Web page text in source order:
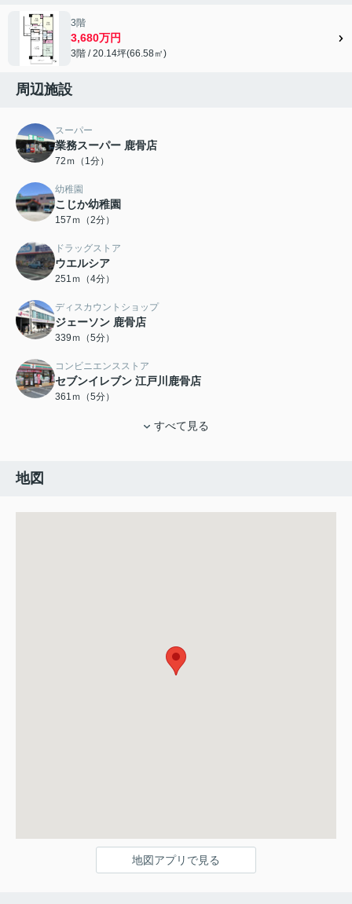
3階
3,680万円
3階 / 20.14坪(66.58㎡)
周辺施設
スーパー
業務スーパー 鹿骨店
72ｍ（1分）
幼稚園
こじか幼稚園
157ｍ（2分）
ドラッグストア
ウエルシア
251ｍ（4分）
ディスカウントショップ
ジェーソン 鹿骨店
339ｍ（5分）
コンビニエンスストア
セブンイレブン 江戸川鹿骨店
361ｍ（5分）
すべて見る
地図
地図アプリで見る